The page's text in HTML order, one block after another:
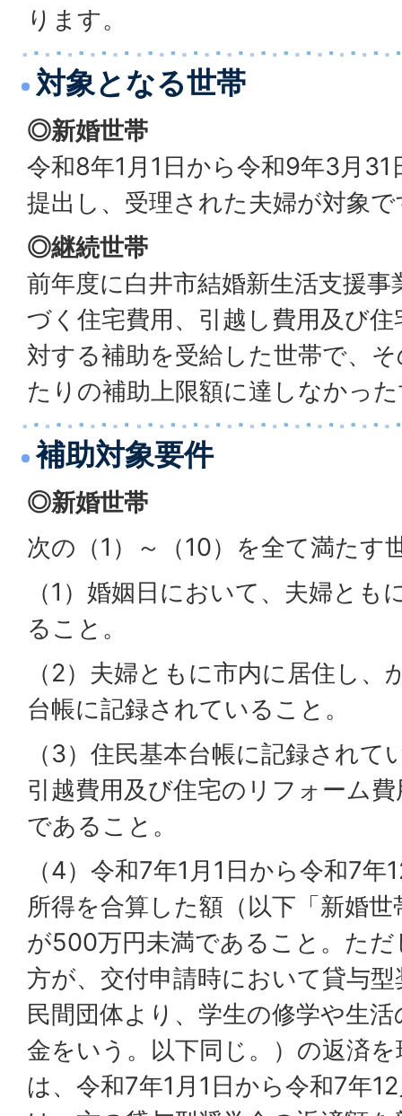
ります。
対象となる世帯
◎新婚世帯
令和8年1月1日から令和9年3月
提出し、受理された夫婦が対象
◎継続世帯
前年度に白井市結婚新生活支援
づく住宅費用、引越し費用及び
対する補助を受給した世帯で、
たりの補助上限額に達しなかっ
補助対象要件
◎新婚世帯
次の（1）～（10）を全て満たす
（1）婚姻日において、夫婦と
ること。
（2）夫婦ともに市内に居住し、
台帳に記録されていること。
（3）住民基本台帳に記録されて
引越費用及び住宅のリフォーム
であること。
（4）令和7年1月1日から令和7
所得を合算した額（以下「新婚
が500万円未満であること。た
方が、交付申請時において貸与
民間団体より、学生の修学や生
金をいう。以下同じ。）の返済
は、令和7年1月1日から令和7年